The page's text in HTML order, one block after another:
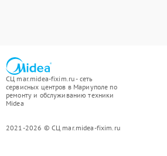
СЦ mar.midea-fixim.ru - сеть
сервисных центров в Мариуполе по
ремонту и обслуживанию техники
Midea
2021-2026 © СЦ mar.midea-fixim.ru